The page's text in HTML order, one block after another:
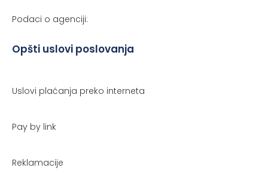
Podaci o agenciji:
Opšti uslovi poslovanja
Uslovi plaćanja preko interneta
Pay by link
Reklamacije